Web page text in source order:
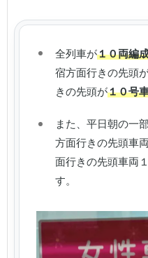
全列車が１０両編
宿方面行きの先頭
きの先頭が１０号
また、平日朝の一
方面行きの先頭車
面行きの先頭車両
す。